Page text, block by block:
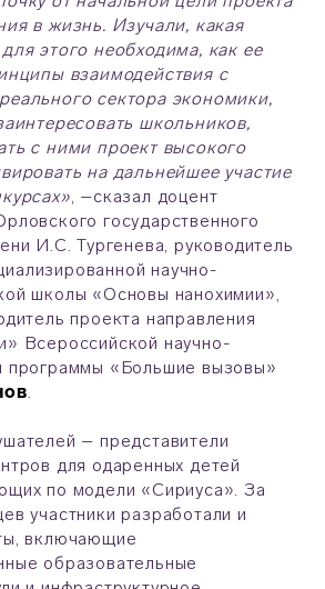
в жизнь. Изучали, какая
этого необходима, как ее
взаимодействия с
сектора экономики,
школьников,
с ними проект высокого
на дальнейшее участие
, –сказал доцент
государственного
И.С. Тургенева, руководитель
научно-
школы «Основы нанохимии»,
проекта направления
Всероссийской научно-
программы «Большие вызовы»
.
– представители
для одаренных детей
по модели «Сириуса». За
участники разработали и
включающие
образовательные